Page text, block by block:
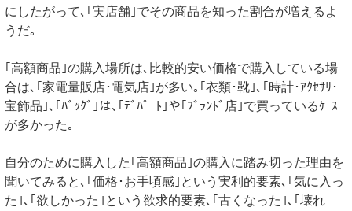
にしたがって､｢実店舗｣でその商品を知った割合が増えるよ
うだ｡
｢高額商品｣の購入場所は､比較的安い価格で購入している場
合は､｢家電量販店･電気店｣が多い｡｢衣類･靴｣､｢時計･ｱｸｾｻﾘ･
宝飾品｣､｢ﾊﾞｯｸﾞ｣は､｢ﾃﾞﾊﾟｰﾄ｣や｢ﾌﾞﾗﾝﾄﾞ店｣で買っているｹｰｽ
が多かった｡
自分のために購入した｢高額商品｣の購入に踏み切った理由を
聞いてみると､｢価格･お手頃感｣という実利的要素､｢気に入っ
た｣､｢欲しかった｣という欲求的要素､｢古くなった｣､｢壊れ